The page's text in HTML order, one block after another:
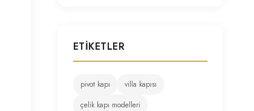
ETIKETLER
pivot kapı
villa kapısı
çelik kapı modelleri